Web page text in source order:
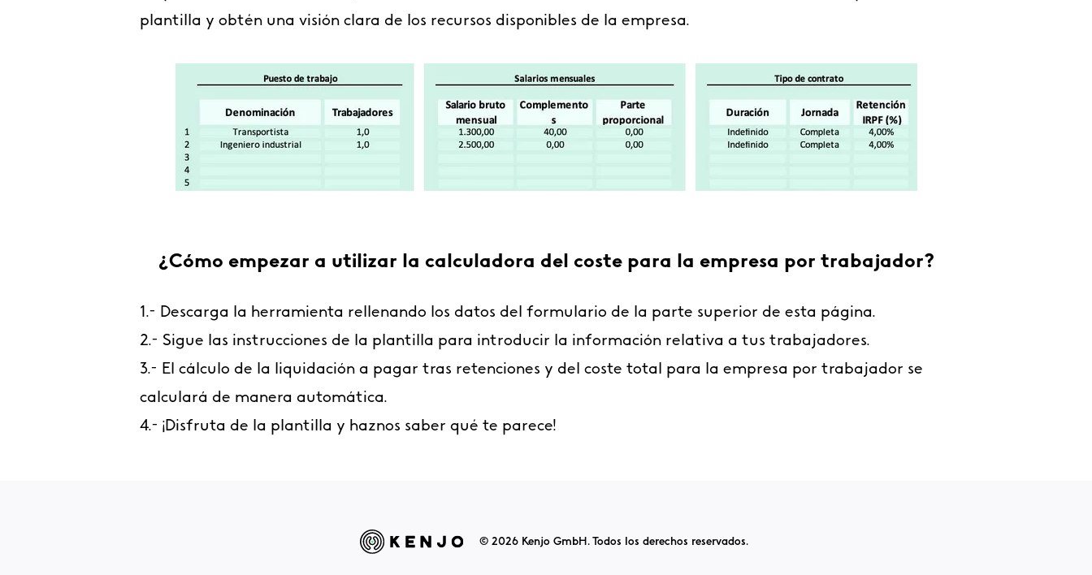
plantilla y obtén una visión clara de los recursos disponibles de la empresa.
¿Cómo empezar a utilizar la calculadora del coste para la empresa por trabajador?
1.- Descarga la herramienta rellenando los datos del formulario de la parte superior de esta página.
2.- Sigue las instrucciones de la plantilla para introducir la información relativa a tus trabajadores.
3.- El cálculo de la liquidación a pagar tras retenciones y del coste total para la empresa por trabajador se
calculará de manera automática.
4.- ¡Disfruta de la plantilla y haznos saber qué te parece!
© 2026 Kenjo GmbH. Todos los derechos reservados.